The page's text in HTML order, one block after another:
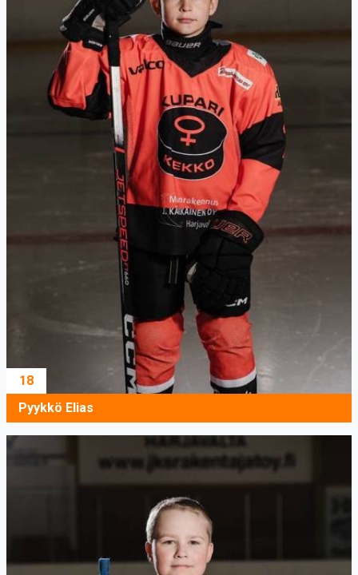
18
Pyykkö Elias